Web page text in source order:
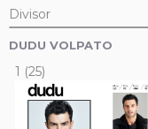
Divisor
DUDU VOLPATO
1 (25)